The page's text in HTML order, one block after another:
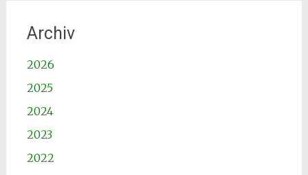
Archiv
2026
2025
2024
2023
2022